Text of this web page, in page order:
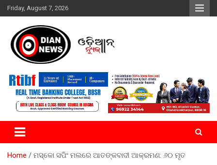
Skip
to
Friday, August 7, 2026
ଓଡିଆନ୍ ନ୍ୟୁଜ
Home ମସ୍କୋ ସପିଂ ମଲରେ ଆତଙ୍କବାଦୀ ଆକ୍ରମଣ: ୬୦ ମୃତ